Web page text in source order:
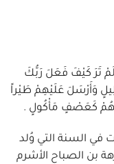
195: جاء في سورة الفيل 105: 1-5 أَلَمْ تَرَ كَيْفَ فَعَلَ رَبُّكَ
وَأَرْسَلَ عَلَيْهِمْ طَيْراً
كَعَصْفٍ مَأْكُولٍ .
في السنة التي وُلد
بن الصباح الأشرم